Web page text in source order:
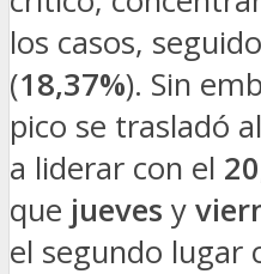
los casos,
(18,37%). Sin
pico se trasladó al
a liderar con el
que jueves y
el segundo lugar